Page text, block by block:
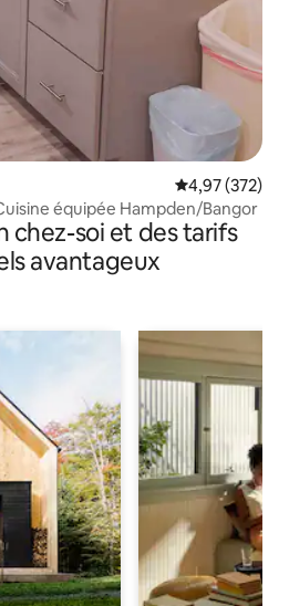
Évaluation
4,97 (372)
équipée Hampden/Bangor
chez-soi et des tarifs
avantageux